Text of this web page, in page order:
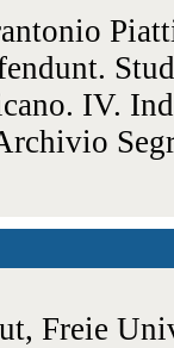
IV.
Freie